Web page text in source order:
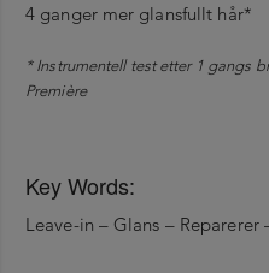
4 ganger mer glansfullt hår*
* Instrumentell test etter 1 gangs
Première
Key Words:
Leave-in – Glans – Reparerer